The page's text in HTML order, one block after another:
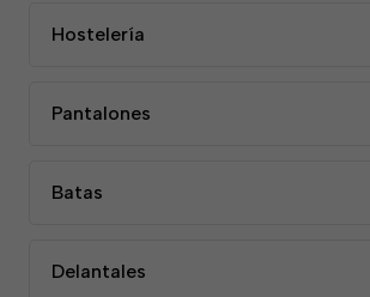
Hostelería
Pantalones
Batas
Delantales